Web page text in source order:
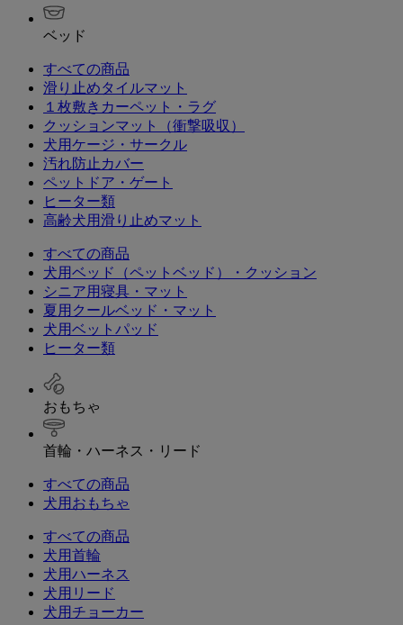
ベッド
すべての商品
滑り止めタイルマット
１枚敷きカーペット・ラグ
クッションマット（衝撃吸収）
犬用ケージ・サークル
汚れ防止カバー
ペットドア・ゲート
ヒーター類
高齢犬用滑り止めマット
すべての商品
犬用ベッド（ペットベッド）・クッション
シニア用寝具・マット
夏用クールベッド・マット
犬用ベットパッド
ヒーター類
おもちゃ
首輪・ハーネス・リード
すべての商品
犬用おもちゃ
すべての商品
犬用首輪
犬用ハーネス
犬用リード
犬用チョーカー